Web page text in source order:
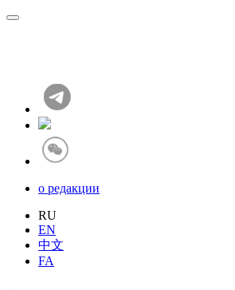
о редакции
RU
EN
中文
FA